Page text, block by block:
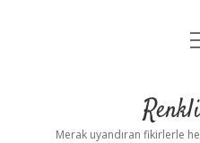
Merak uyandıran fikirlerle